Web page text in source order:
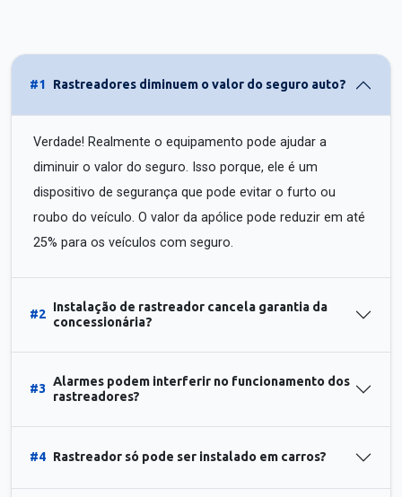
#1 Rastreadores diminuem o valor do seguro auto?
Verdade! Realmente o equipamento pode ajudar a
diminuir o valor do seguro. Isso porque, ele é um
dispositivo de segurança que pode evitar o furto ou
roubo do veículo. O valor da apólice pode reduzir em até
25% para os veículos com seguro.
#2
Instalação de rastreador cancela garantia da
concessionária?
#3
Alarmes podem interferir no funcionamento dos
rastreadores?
#4 Rastreador só pode ser instalado em carros?